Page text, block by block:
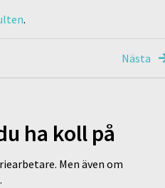
.
Nästa
ha koll på
Men även om